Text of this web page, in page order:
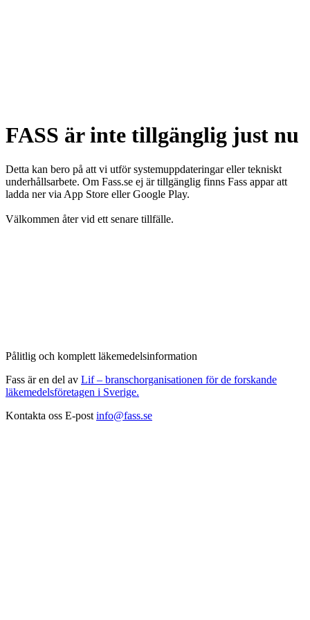
FASS är inte tillgänglig just nu
Detta kan bero på att vi utför systemuppdateringar eller tekniskt
underhållsarbete. Om Fass.se ej är tillgänglig finns Fass appar att
ladda ner via App Store eller Google Play.
Välkommen åter vid ett senare tillfälle.
Pålitlig och komplett läkemedelsinformation
Fass är en del av Lif – branschorganisationen för de forskande
läkemedelsföretagen i Sverige.
Kontakta oss E-post info@fass.se